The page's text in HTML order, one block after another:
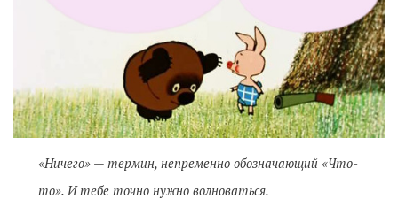
«Ничего» — термин, непременно обозначающий «Что-
то». И тебе точно нужно волноваться.